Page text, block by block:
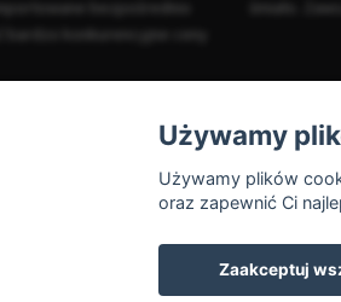
bezpośrednio
konkurencyjne ceny
śmiało.
Używamy
Używamy plików
oraz zapewnić Ci
Zaakceptuj